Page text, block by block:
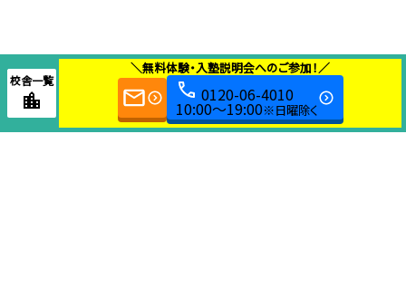
校舎一覧
＼無料体験・入塾説明会へのご参加！／
0120-06-4010
10:00～19:00※日曜除く